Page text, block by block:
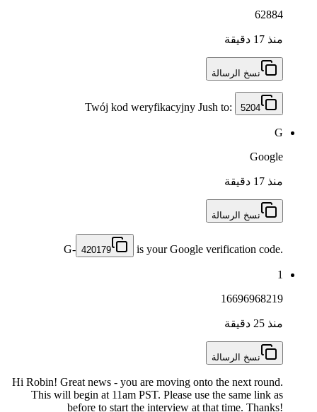
62884
منذ 17 دقيقة
نسخ الرسالة
Twój kod weryfikacyjny Jush to: 5204
G
Google
منذ 17 دقيقة
نسخ الرسالة
G- 420179 is your Google verification code.
1
16696968219
منذ 25 دقيقة
نسخ الرسالة
Hi Robin! Great news - you are moving onto the next round.
This will begin at 11am PST. Please use the same link as
before to start the interview at that time. Thanks!